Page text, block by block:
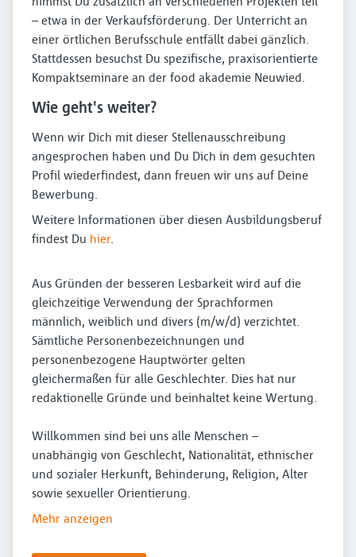
– etwa in der Verkaufsförderung. Der Unterricht an
einer örtlichen Berufsschule entfällt dabei gänzlich.
Stattdessen besuchst Du spezifische, praxisorientierte
Kompaktseminare an der food akademie Neuwied.
Wie geht's weiter?
Wenn wir Dich mit dieser Stellenausschreibung
angesprochen haben und Du Dich in dem gesuchten
Profil wiederfindest, dann freuen wir uns auf Deine
Bewerbung.
Weitere Informationen über diesen Ausbildungsberuf
findest Du hier.
Aus Gründen der besseren Lesbarkeit wird auf die
gleichzeitige Verwendung der Sprachformen
männlich, weiblich und divers (m/w/d) verzichtet.
Sämtliche Personenbezeichnungen und
personenbezogene Hauptwörter gelten
gleichermaßen für alle Geschlechter. Dies hat nur
redaktionelle Gründe und beinhaltet keine Wertung.
Willkommen sind bei uns alle Menschen –
unabhängig von Geschlecht, Nationalität, ethnischer
und sozialer Herkunft, Behinderung, Religion, Alter
sowie sexueller Orientierung.
Mehr anzeigen